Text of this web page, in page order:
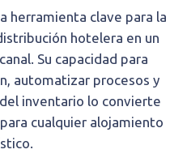
herramienta clave para la
hotelera en un
Su capacidad para
automatizar procesos y
inventario lo convierte
cualquier alojamiento